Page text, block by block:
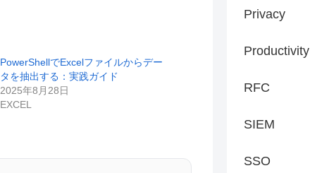
PowerShellでExcelファイルからデー
タを抽出する：実践ガイド
2025年8月28日
EXCEL
Privacy
Productivity
RFC
SIEM
SSO